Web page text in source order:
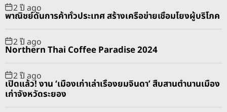
2 ปี ago
พาณิชย์ดันการค้าทั่วประเทศ สร้างเครือข่ายเชื่อมโยงผู้บริโภค
2 ปี ago
Northern Thai Coffee Paradise 2024
2 ปี ago
เปิดแล้ว! งาน ‘เมืองเก่าเล่าเรื่องยมจินดา’ สืบสานตำนานเมือง
เก่าจังหวัดระยอง